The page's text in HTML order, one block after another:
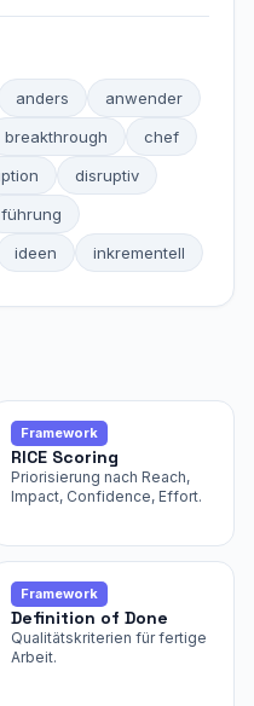
anders
anwender
breakthrough
chef
disruptiv
führung
ideen inkrementell
Framework
RICE Scoring
Priorisierung nach Reach,
Impact, Confidence, Effort.
Framework
Definition of Done
Qualitätskriterien für fertige
Arbeit.